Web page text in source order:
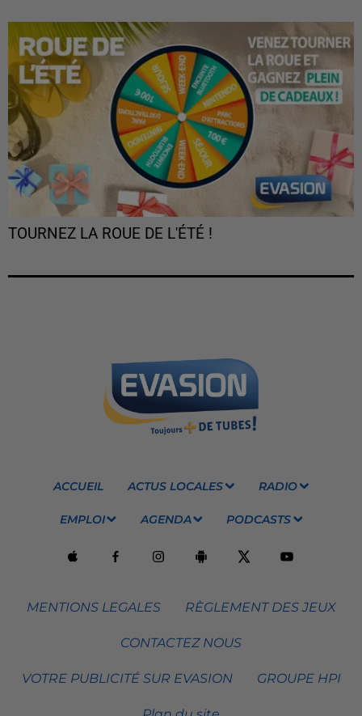
TOURNEZ LA ROUE DE L'ÉTÉ !
ACCUEIL ACTUS LOCALES RADIO
EMPLOI AGENDA PODCASTS
MENTIONS LEGALES RÈGLEMENT DES JEUX
CONTACTEZ NOUS
VOTRE PUBLICITÉ SUR EVASION GROUPE HPI